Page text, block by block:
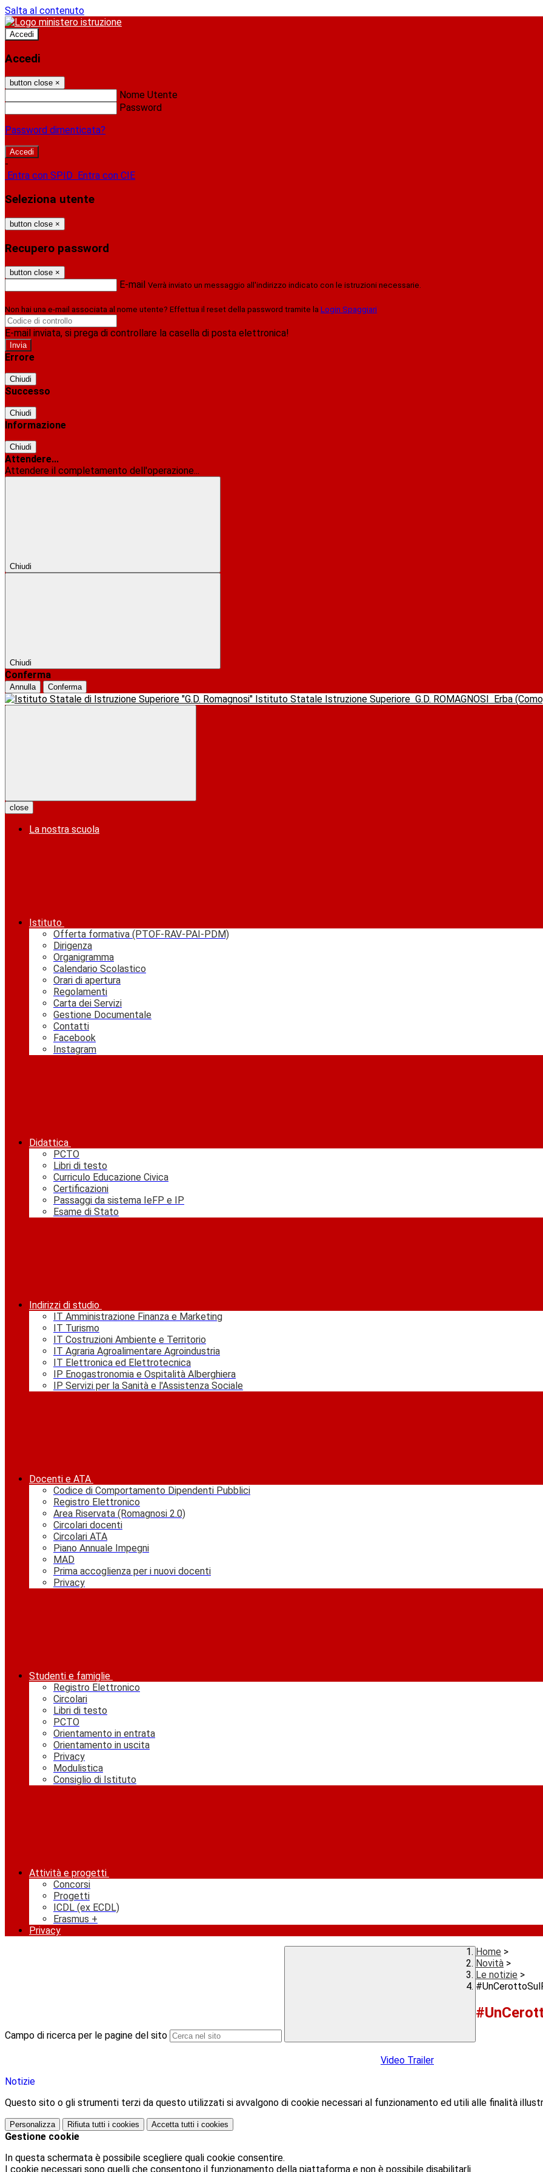
Salta al contenuto
Accedi
Accedi
button close ×
Nome Utente
Password
Password dimenticata?
-
Entra con SPID Entra con CIE
Seleziona utente
button close ×
Recupero password
button close ×
E-mail Verrà inviato un messaggio all'indirizzo indicato con le istruzioni necessarie.
Non hai una e-mail associata al nome utente? Effettua il reset della password tramite la Login Spaggiari
E-mail inviata, si prega di controllare la casella di posta elettronica!
Errore
Chiudi
Successo
Chiudi
Informazione
Chiudi
Attendere...
Attendere il completamento dell'operazione...
Chiudi
Chiudi
Conferma
Annulla Conferma
Istituto Statale Istruzione Superiore G.D. ROMAGNOSI Erba
close
La nostra scuola
Istituto
Offerta formativa (PTOF-RAV-PAI-PDM)
Dirigenza
Organigramma
Calendario Scolastico
Orari di apertura
Regolamenti
Carta dei Servizi
Gestione Documentale
Contatti
Facebook
Instagram
Didattica
PCTO
Libri di testo
Curriculo Educazione Civica
Certificazioni
Passaggi da sistema IeFP e IP
Esame di Stato
Indirizzi di studio
IT Amministrazione Finanza e Marketing
IT Turismo
IT Costruzioni Ambiente e Territorio
IT Agraria Agroalimentare Agroindustria
IT Elettronica ed Elettrotecnica
IP Enogastronomia e Ospitalità Alberghiera
IP Servizi per la Sanità e l'Assistenza Sociale
Docenti e ATA
Codice di Comportamento Dipendenti Pubblici
Registro Elettronico
Area Riservata (Romagnosi 2.0)
Circolari docenti
Circolari ATA
Piano Annuale Impegni
MAD
Prima accoglienza per i nuovi docenti
Privacy
Studenti e famiglie
Registro Elettronico
Circolari
Libri di testo
PCTO
Orientamento in entrata
Orientamento in uscita
Privacy
Modulistica
Consiglio di Istituto
Attività e progetti
Concorsi
Progetti
ICDL (ex ECDL)
Erasmus +
Privacy
Campo di ricerca per le pagine del sito
Home >
Novità >
Le notizie >
Video Trailer
Notizie
Questo sito o gli strumenti terzi da questo utilizzati si avvalgono di cookie necessari al funzionamento ed utili alle finalità
Personalizza Rifiuta tutti i cookies Accetta tutti i cookies
Gestione cookie
In questa schermata è possibile scegliere quali cookie consentire.
I cookie necessari sono quelli che consentono il funzionamento della piattaforma e non è possibile disabilitarli.